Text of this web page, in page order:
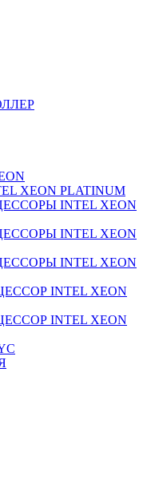
XEON PLATINUM
INTEL XEON
INTEL XEON
INTEL XEON
INTEL XEON
INTEL XEON